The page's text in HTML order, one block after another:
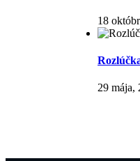
18
29 mája,